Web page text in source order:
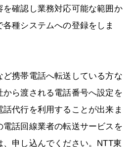
確認し業務対応可能な範囲か
種システムへの登録をしま
ど携帯電話へ転送している方な
から渡される電話番号へ設定を
代行を利用することが出来ま
話回線業者の転送サービスを
申し込んでください。NTT東